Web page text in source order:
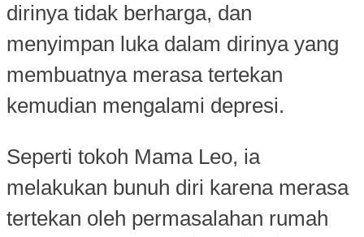
dirinya tidak berharga, dan
menyimpan luka dalam dirinya yang
membuatnya merasa tertekan
kemudian mengalami depresi.
Seperti tokoh Mama Leo, ia
melakukan bunuh diri karena merasa
tertekan oleh permasalahan rumah